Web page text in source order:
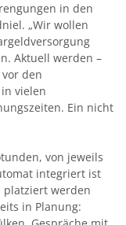
in den
„Wir wollen
Aktuell werden –
den
vielen
Ein nicht
von jeweils
integriert ist
platziert werden
in Planung: